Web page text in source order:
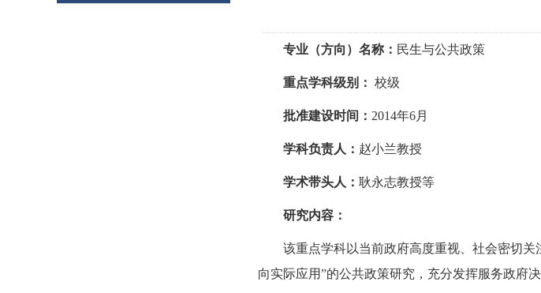
专业（方向）名称： 民生与公共政策
重点学科级别： 校级
批准建设时间： 2014年6月
学科负责人： 赵小兰教授
学术带头人： 耿永志教授等
研究内容：
该重点学科以当前政府高度重视、社会密切
向实际应用”的公共政策研究，充分发挥服务政府